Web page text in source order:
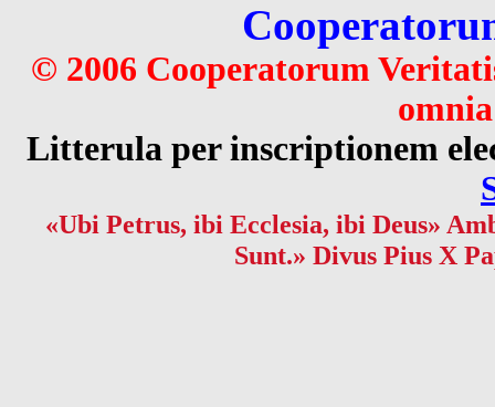
© 2006 Cooperatorum
Litterula per inscriptionem
«Ubi Petrus, ibi Ecclesia, ibi Deus»
Sunt.» Divus Pius X